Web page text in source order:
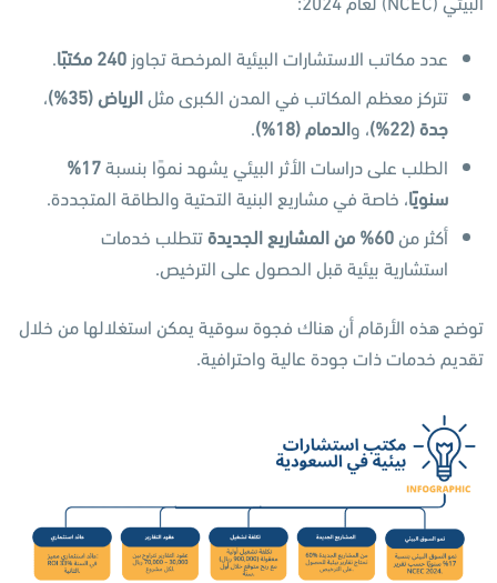
عدد مكاتب الاستشارات البيئية المرخصة تجاوز 240 مكتبًا.
تتركز معظم المكاتب في المدن الكبرى مثلالرياض(35%)
،
جدة(22%) ، والدمام(18%)
.
الطلب على دراسات الأثر البيئي يشهد نموًا بنسبة17%
سنويًا، خاصة في مشاريع البنية التحتية والطاقة المتجددة.
أكثر من60% من المشاريع الجديدةتتطلب خدمات
استشارية بيئية قبل الحصول على الترخيص.
توضح هذه الأرقام أن هناك فجوة سوقية يمكن استغلالها من خلال
تقديم خدمات ذات جودة عالية واحترافية.